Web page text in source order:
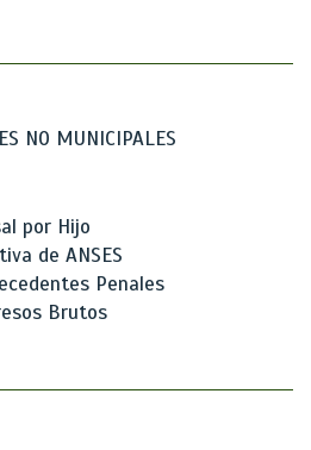
NO MUNICIPALES
por Hijo
de ANSES
Penales
Brutos